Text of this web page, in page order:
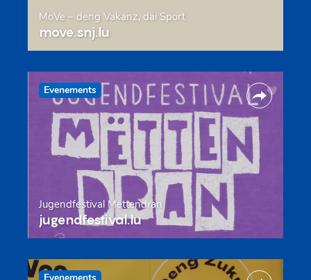
MoVe – deng Vakanz, däi Sport
move.snj.lu
Evenements
Jugendfestival Mëttendran
jugendfestival.lu
Evenements